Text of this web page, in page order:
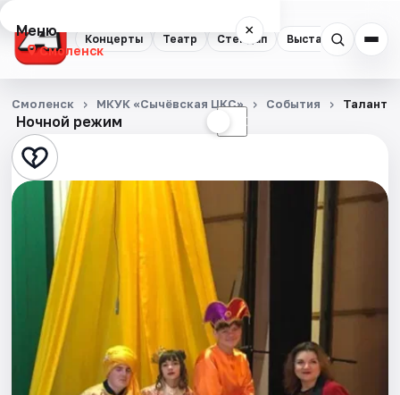
Концерты Театр Стендап Выставки
Меню ×
Смоленск
Концерты
Театр
Стендап
Выставки
Экскурсии
Спорт
События
Ночной режим ☾
Смоленск МКУК «Сычёвская ЦКС» События Талант